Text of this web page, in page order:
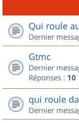
Qui roule
Dernier
Gtmc
Dernier
Réponses : 10
qui roule
Dernier